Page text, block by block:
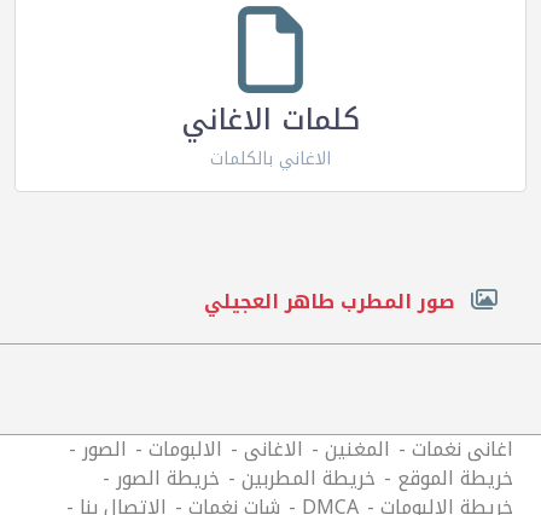
كلمات الاغاني
الاغاني بالكلمات
صور المطرب طاهر العجيلي
اغانى نغمات المغنين الاغانى الالبومات الصور
خريطة الموقع خريطة المطربين خريطة الصور
خريطة الالبومات DMCA شات نغمات الاتصال بنا